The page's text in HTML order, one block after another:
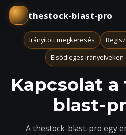
thestock-blast-pro
Irányított megkeresés
Elsődleges irányelveken
Kapcsolat
blast-
A thestock-blast-pro egy